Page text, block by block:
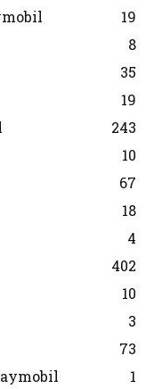
19
8
35
19
243
10
67
18
4
402
10
3
73
1